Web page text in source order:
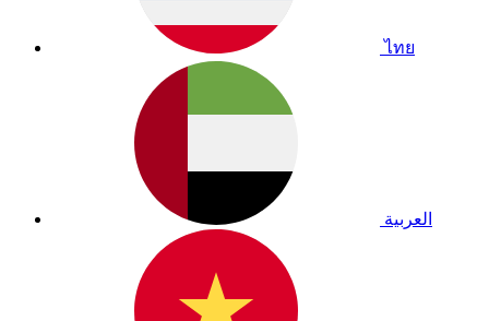
ไทย
العربية